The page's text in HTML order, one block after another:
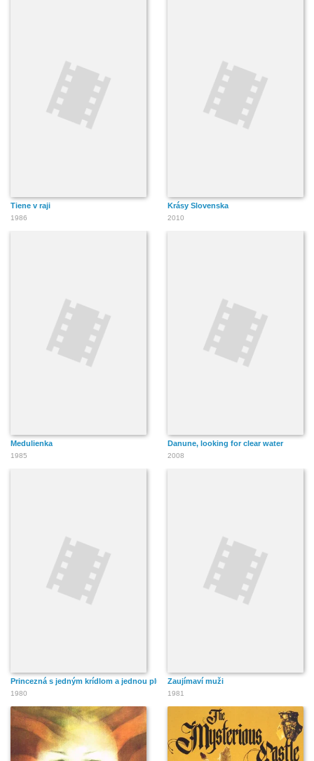
Tiene v raji
1986
Krásy Slovenska
2010
Medulienka
1985
Danune, looking for clear water
2008
Princezná s jedným krídlom a jednou plutvou
1980
Zaujímaví muži
1981